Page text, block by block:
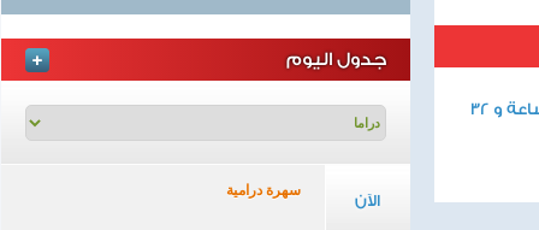
الفيلم العربى الكف من بطولة مديحة يسرى وفريد شوقى الفيلم ملون ومدته ساعة و 32
جدول اليوم
الآن
سهرة درامية